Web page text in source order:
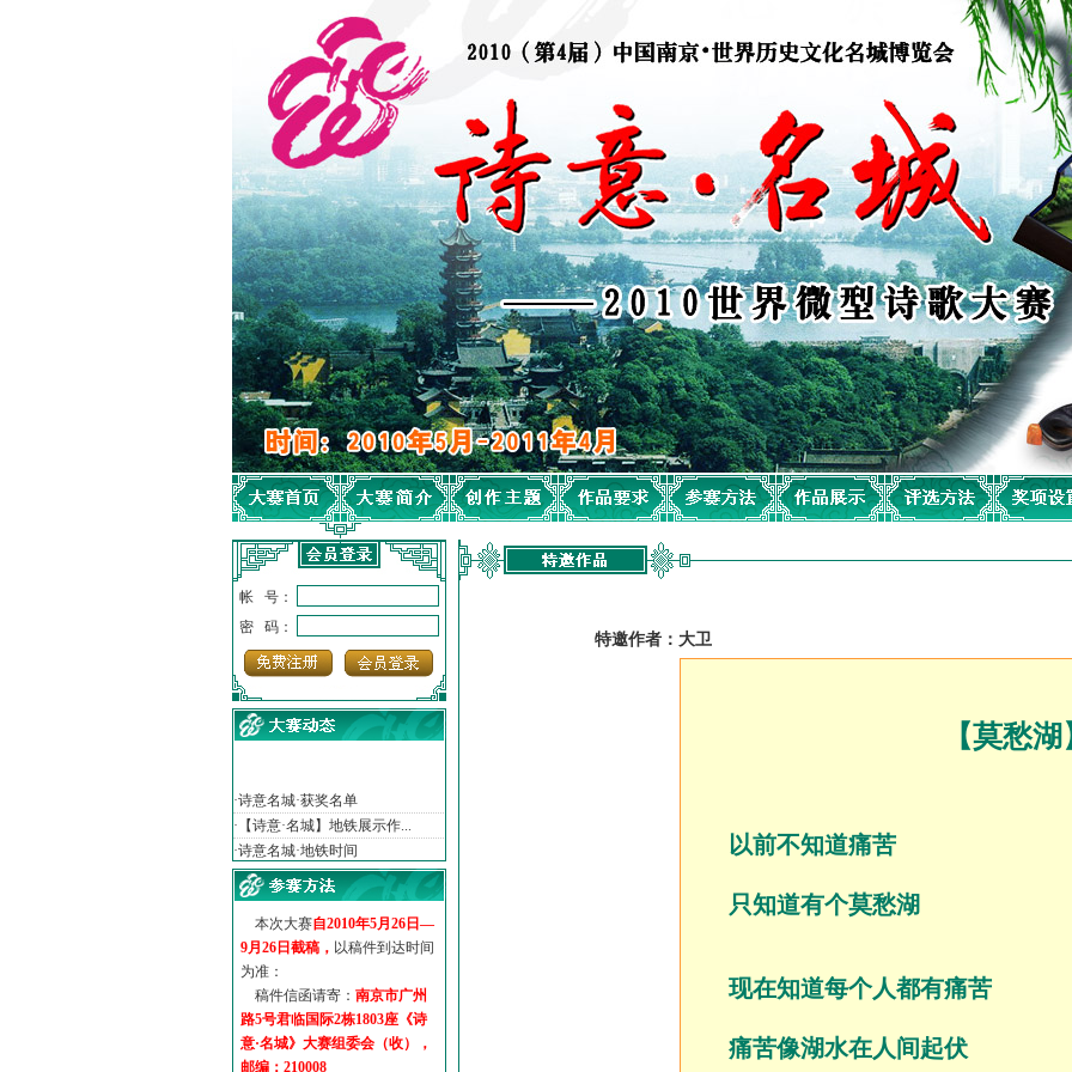
帐 号：
密 码：
·【诗意·名城】地铁展示作...
· 诗意名城·地铁时间
·地铁完美呈现【诗意·名城...
参赛作品多达5000多首
·“诗意·名城”晒诗会
特别通知--致广大诗词爱好...
本次大赛自2010年5月26日—
9月26日截稿， 以稿件到达时间
为准：
稿件信函请寄： 南京市广州
路5号君临国际2栋1803座《诗
意·名城》大赛组委会（收），
邮编：210008
特邀作者： 大卫
【莫愁湖
以前不知道痛苦
只知道有个莫愁湖
现在知道每个人都有痛苦
痛苦像湖水在人间起伏